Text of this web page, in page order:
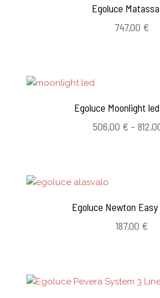
Egoluce
747,00 €
Egoluce Moonlight
506,00 € –
Egoluce Newton Easy
187,00 €